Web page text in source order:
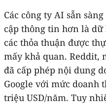
Các công ty AI sẵn
cập thông tin hơn là
các thỏa thuận được
mấy khả quan. Reddit,
đã cấp phép nội dung
Google với mức doanh
triệu USD/năm. Tuy